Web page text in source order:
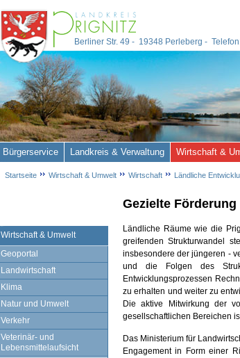
Wirtschaft & Umwelt
Geoportal
Landwirtschaft
Klima
Natur und Umwelt
Verkehr
Veterinär- und
Lebensmittelaufsicht
Gezielte
Ländliche Räume wie die
greifenden Strukturwandel
insbesondere der jüngeren -
und die Folgen des
Entwicklungsprozessen
zu erhalten und weiter zu
Die aktive Mitwirkung der
gesellschaftlichen Bereichen
Das Ministerium für
Engagement in Form einer
Berliner Str. 49 - 19348 Perleberg -
Bürgerservice Landkreis & Verwaltung Wirtschaft &
Startseite Wirtschaft & Umwelt Wirtschaft Ländliche